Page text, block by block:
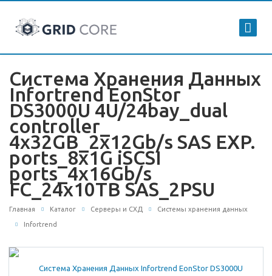
Система Хранения Данных
Infortrend EonStor
DS3000U 4U/24bay_dual
controller_
4x32GB_2x12Gb/s SAS EXP.
ports_8x1G iSCSI
ports_4x16Gb/s
FC_24x10TB SAS_2PSU
Главная Каталог Серверы и СХД Системы хранения данных
Infortrend